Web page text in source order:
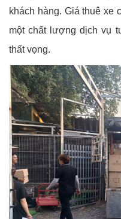
khách hàng. Giá thuê xe
một chất lượng dịch vụ
thất vọng.